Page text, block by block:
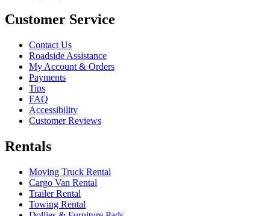
Customer Service
Contact Us
Roadside Assistance
My Account & Orders
Payments
Tips
FAQ
Accessibility
Customer Reviews
Rentals
Moving Truck Rental
Cargo Van Rental
Trailer Rental
Towing Rental